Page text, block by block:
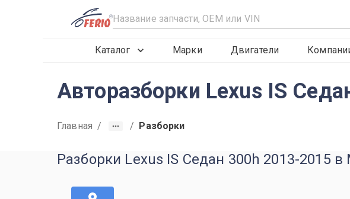
R
Каталог Марки Двигатели
Авторазборки Lexus IS
Главная / / Разборки
Разборки Lexus IS Седан 300h 2013-2015 в